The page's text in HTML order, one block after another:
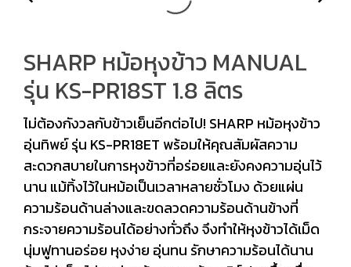
SHARP หม้อหุงข้าว MANUAL
รุ่น KS-PR18ST 1.8 ลิตร
ไม่ต้องกังวลกับข้าวเย็นอีกต่อไป! SHARP หม้อหุงข้าว
อุ่นทิพย์ รุ่น KS-PR18ET พร้อมให้คุณสัมผัสความ
สะดวกสบายในการหุงข้าวที่อร่อยและยังคงความอุ่นไว้
นาน แม้ทิ้งไว้ในหม้อเป็นเวลาหลายชั่วโมง ด้วยแผ่น
ความร้อนด้านล่างและขดลวดความร้อนด้านข้างที่
กระจายความร้อนได้อย่างทั่วถึง จึงทำให้หุงข้าวได้เม็ด
นุ่มฟูทานอร่อย หุงง่าย อุ่นทน รักษาความร้อนได้นาน